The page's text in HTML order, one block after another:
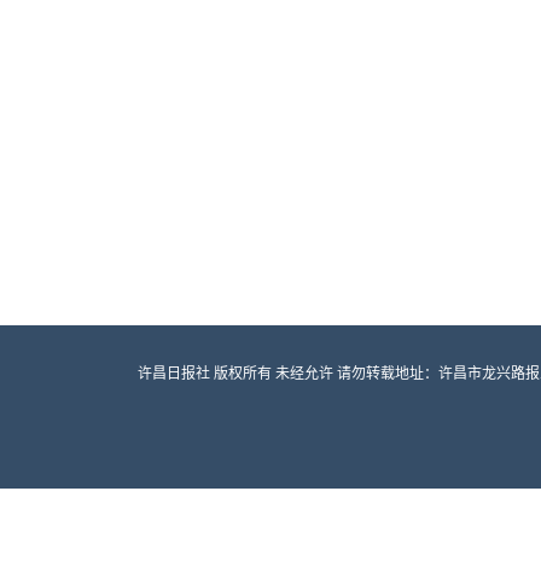
许昌日报社 版权所有 未经允许 请勿转载地址：许昌市龙兴路